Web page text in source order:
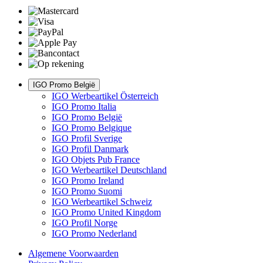
IGO Promo België
IGO Werbeartikel Österreich
IGO Promo Italia
IGO Promo België
IGO Promo Belgique
IGO Profil Sverige
IGO Profil Danmark
IGO Objets Pub France
IGO Werbeartikel Deutschland
IGO Promo Ireland
IGO Promo Suomi
IGO Werbeartikel Schweiz
IGO Promo United Kingdom
IGO Profil Norge
IGO Promo Nederland
Algemene Voorwaarden